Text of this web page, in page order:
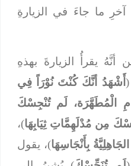
ما جاءَ في الزيارةِ
يقرأُ الزيارةَ بهذهِ
أَشْهَدُ أنَّكَ كُنْتَ نُوْرَاً فِي
الْمُطَهَّرَة، لَم تُنْجِسْكَ
مِن مُدْلَهِمَّاتِ ثِيَابِهَا)،
بِأَنْجَاسِهَا)، يقول